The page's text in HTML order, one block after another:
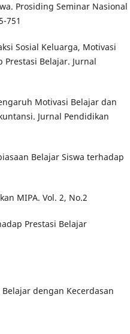
Prosiding Seminar Nasional
751
Sosial Keluarga, Motivasi
Belajar. Jurnal
Motivasi Belajar dan
Jurnal Pendidikan
Belajar Siswa terhadap
MIPA. Vol. 2, No.2
Prestasi Belajar
dengan Kecerdasan